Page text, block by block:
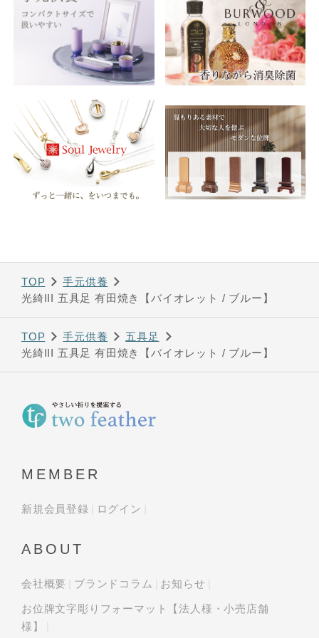
TOP
手元供養
光綺III 五具足 有田焼き【バイオレット / ブルー】
TOP 手元供養
五具足
光綺III 五具足 有田焼き【バイオレット / ブルー】
MEMBER
新規会員登録 ログイン
ABOUT
会社概要 ブランドコラム お知らせ
お位牌文字彫りフォーマット【法人様・小売店舗
様】